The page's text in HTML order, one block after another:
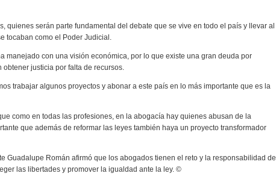
quienes serán parte fundamental del debate que se vive en todo el país y llevar al
tocaban como el Poder Judicial.
manejado con una visión económica, por lo que existe una gran deuda por
justicia por falta de recursos.
trabajar algunos proyectos y abonar a este país en lo más importante que es la
como en todas las profesiones, en la abogacía hay quienes abusan de la
que además de reformar las leyes también haya un proyecto transformador
Guadalupe Román afirmó que los abogados tienen el reto y la responsabilidad de
las libertades y promover la igualdad ante la ley. ©